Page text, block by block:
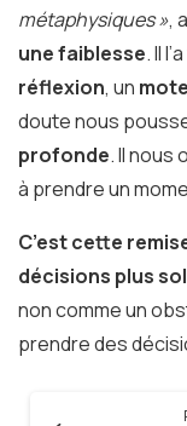
métaphysiques »,
une faiblesse. Il
réflexion, un
doute nous
profonde. Il nous
à prendre un
C’est cette
décisions plus
non comme un
prendre des